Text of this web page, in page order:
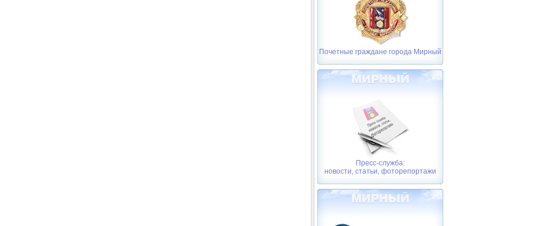
Почетные граждане города Мирный
Пресс-служба:
новости, статьи, фоторепортажи